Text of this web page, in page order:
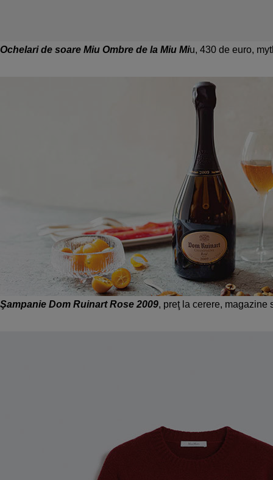
Ochelari de soare Miu Ombre de la Miu Miu, 430 de euro,
Şampanie Dom Ruinart Rose 2009, preţ la cerere, magazine